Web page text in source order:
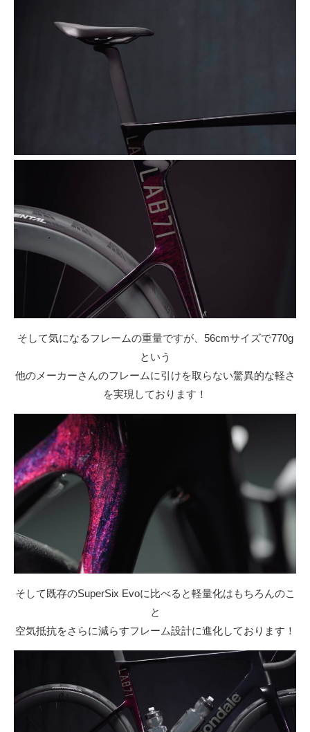
そして気になるフレームの重量ですが、56cmサイズで770g
という
他のメーカーさんのフレームに引けを取らない驚異的な軽さ
を実現しております！
そして既存のSuperSix Evoに比べると軽量化はもちろんのこ
と
空気抵抗をさらに減らすフレーム設計に進化しております！